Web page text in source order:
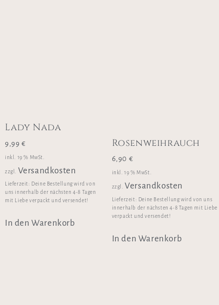
Lady Nada
9,99 €
inkl. 19 % MwSt.
zzgl. Versandkosten
Lieferzeit: Deine Bestellung wird von
uns innerhalb der nächsten 4-8 Tagen
mit Liebe verpackt und versendet!
In den Warenkorb
Rosenweihrauch
6,90 €
inkl. 19 % MwSt.
zzgl. Versandkosten
Lieferzeit: Deine Bestellung wird von uns
innerhalb der nächsten 4-8 Tagen mit Liebe
verpackt und versendet!
In den Warenkorb